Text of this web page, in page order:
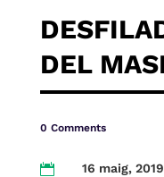
DEL
0 Comments
 16 maig, 2019